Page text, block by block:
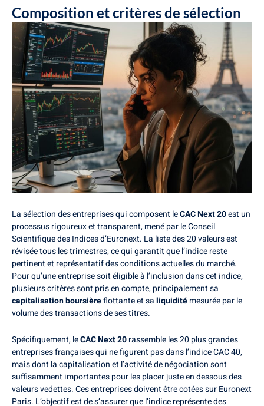
Composition et critères de sélection
La sélection des entreprises qui composent leCAC Next 20est un
processus rigoureux et transparent, mené par le Conseil
Scientifique des Indices d’Euronext. La liste des 20 valeurs est
révisée tous les trimestres, ce qui garantit que l’indice reste
pertinent et représentatif des conditions actuelles du marché.
Pour qu’une entreprise soit éligible à l’inclusion dans cet indice,
plusieurs critères sont pris en compte, principalement sa
capitalisation boursièreflottante et saliquiditémesurée par le
volume des transactions de ses titres.
Spécifiquement, leCAC Next 20rassemble les 20 plus grandes
entreprises françaises qui ne figurent pas dans l’indice CAC 40,
mais dont la capitalisation et l’activité de négociation sont
suffisamment importantes pour les placer juste en dessous des
valeurs vedettes. Ces entreprises doivent être cotées sur Euronext
Paris. L’objectif est de s’assurer que l’indice représente des